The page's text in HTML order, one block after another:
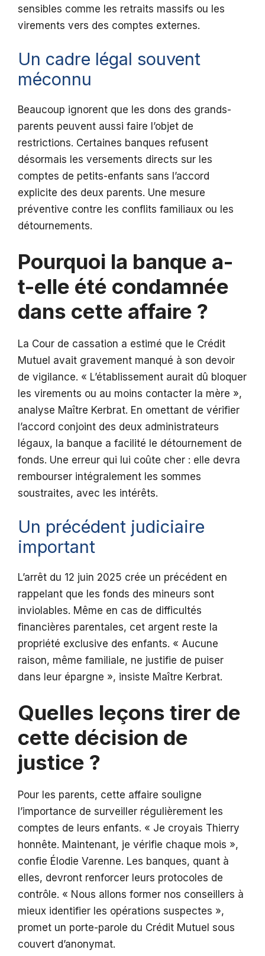
sensibles comme les retraits massifs ou les
virements vers des comptes externes.
Un cadre légal souvent
méconnu
Beaucoup ignorent que les dons des grands-
parents peuvent aussi faire l’objet de
restrictions. Certaines banques refusent
désormais les versements directs sur les
comptes de petits-enfants sans l’accord
explicite des deux parents. Une mesure
préventive contre les conflits familiaux ou les
détournements.
Pourquoi la banque a-
t-elle été condamnée
dans cette affaire ?
La Cour de cassation a estimé que le Crédit
Mutuel avait gravement manqué à son devoir
de vigilance. « L’établissement aurait dû bloquer
les virements ou au moins contacter la mère »,
analyse Maître Kerbrat. En omettant de vérifier
l’accord conjoint des deux administrateurs
légaux, la banque a facilité le détournement de
fonds. Une erreur qui lui coûte cher : elle devra
rembourser intégralement les sommes
soustraites, avec les intérêts.
Un précédent judiciaire
important
L’arrêt du 12 juin 2025 crée un précédent en
rappelant que les fonds des mineurs sont
inviolables. Même en cas de difficultés
financières parentales, cet argent reste la
propriété exclusive des enfants. « Aucune
raison, même familiale, ne justifie de puiser
dans leur épargne », insiste Maître Kerbrat.
Quelles leçons tirer de
cette décision de
justice ?
Pour les parents, cette affaire souligne
l’importance de surveiller régulièrement les
comptes de leurs enfants. « Je croyais Thierry
honnête. Maintenant, je vérifie chaque mois »,
confie Élodie Varenne. Les banques, quant à
elles, devront renforcer leurs protocoles de
contrôle. « Nous allons former nos conseillers à
mieux identifier les opérations suspectes »,
promet un porte-parole du Crédit Mutuel sous
couvert d’anonymat.